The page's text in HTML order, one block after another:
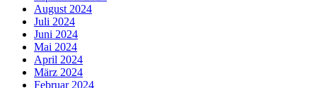
August 2024
Juli 2024
Juni 2024
Mai 2024
April 2024
März 2024
Februar 2024